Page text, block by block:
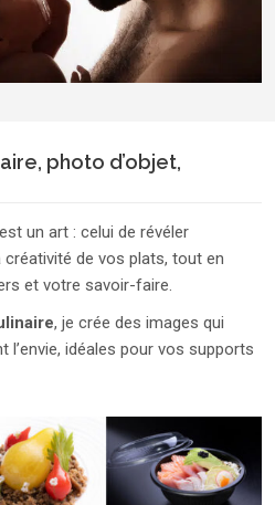
photo d’objet,
est un art : celui de révéler
créativité de vos plats, tout en
et votre savoir-faire.
, je crée des images qui
l’envie, idéales pour vos supports